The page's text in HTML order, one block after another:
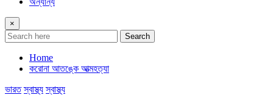
×
Search
Home
করোনা আতঙ্কে আত্মহত্যা
ভারত স্বাস্থ্য স্বাস্থ্য